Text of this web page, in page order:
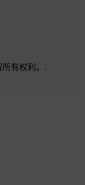
有权利。.